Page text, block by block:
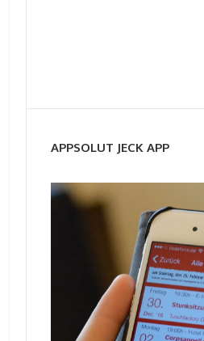
APPSOLUT JECK APP